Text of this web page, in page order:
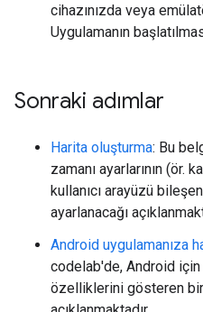
cihazınızda veya
Uygulamanın
Sonraki adımlar
Harita oluşturma: Bu
zamanı ayarlarının (ör.
kullanıcı arayüzü
ayarlanacağı
Android uygulamanıza
codelab'de, Android için
özelliklerini gösteren bir